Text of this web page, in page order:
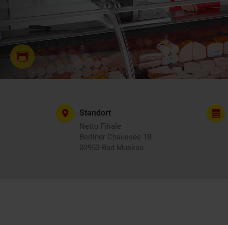
Standort
Netto Filiale
Berliner Chaussee 18
02953 Bad Muskau